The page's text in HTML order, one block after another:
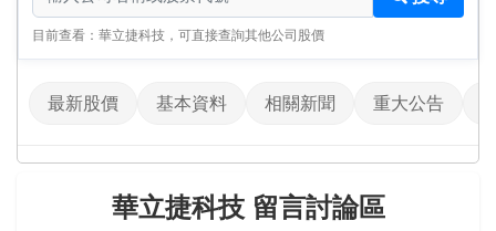
目前查看：華立捷科技，可直接查詢其他公司股價
最新股價 基本資料 相關新聞 重大公告
華立捷科技 留言討論區